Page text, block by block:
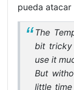
pueda atacar
The
bit
use it
But
little